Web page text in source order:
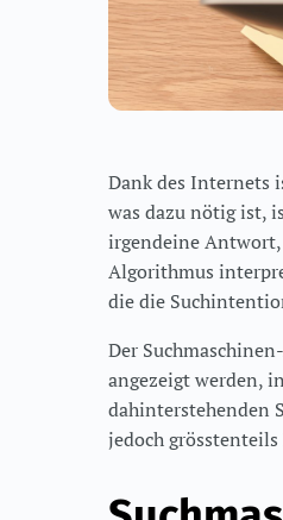
Dank des Internets
was dazu nötig ist,
irgendeine Antwort,
Algorithmus
die die
Der
angezeigt werden,
dahinterstehenden
jedoch